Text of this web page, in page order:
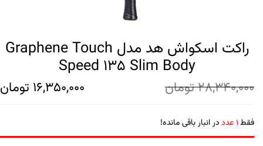
راکت اسکواش هد مدل Graphene Touch
Speed 135 Slim Body
28,340,000تومان 16,350,000 تومان
فقط1 عدد در انبار باقی مانده!